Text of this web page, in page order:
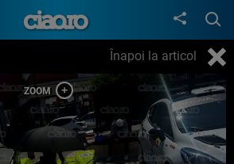
Înapoi la articol